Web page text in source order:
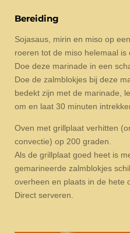
Bereiding
Sojasaus, mirin en miso op
roeren tot de miso helemaal is
Doe deze marinade in een
Doe de zalmblokjes bij deze
bedekt zijn met de marinade,
om en laat 30 minuten
Oven met grillplaat verhitten
convectie) op 200 graden.
Als de grillplaat goed heet is
gemarineerde zalmblokjes
overheen en plaats in de hete
Direct serveren.